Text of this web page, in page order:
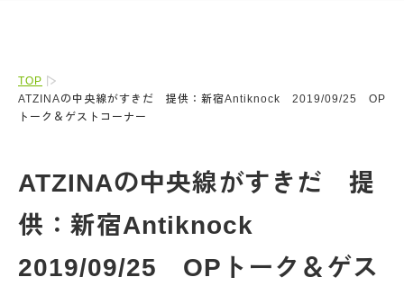
TOP
ATZINAの中央線がすきだ 提供：新宿Antiknock 2019/09/25 OP
トーク＆ゲストコーナー
ATZINAの中央線がすきだ 提
供：新宿Antiknock
2019/09/25 OPトーク＆ゲス